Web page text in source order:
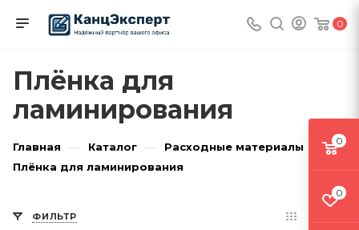
0
Плёнка для
ламинирования
Главная — Каталог — Расходные материалы —
Плёнка для ламинирования
ФИЛЬТР
0
0